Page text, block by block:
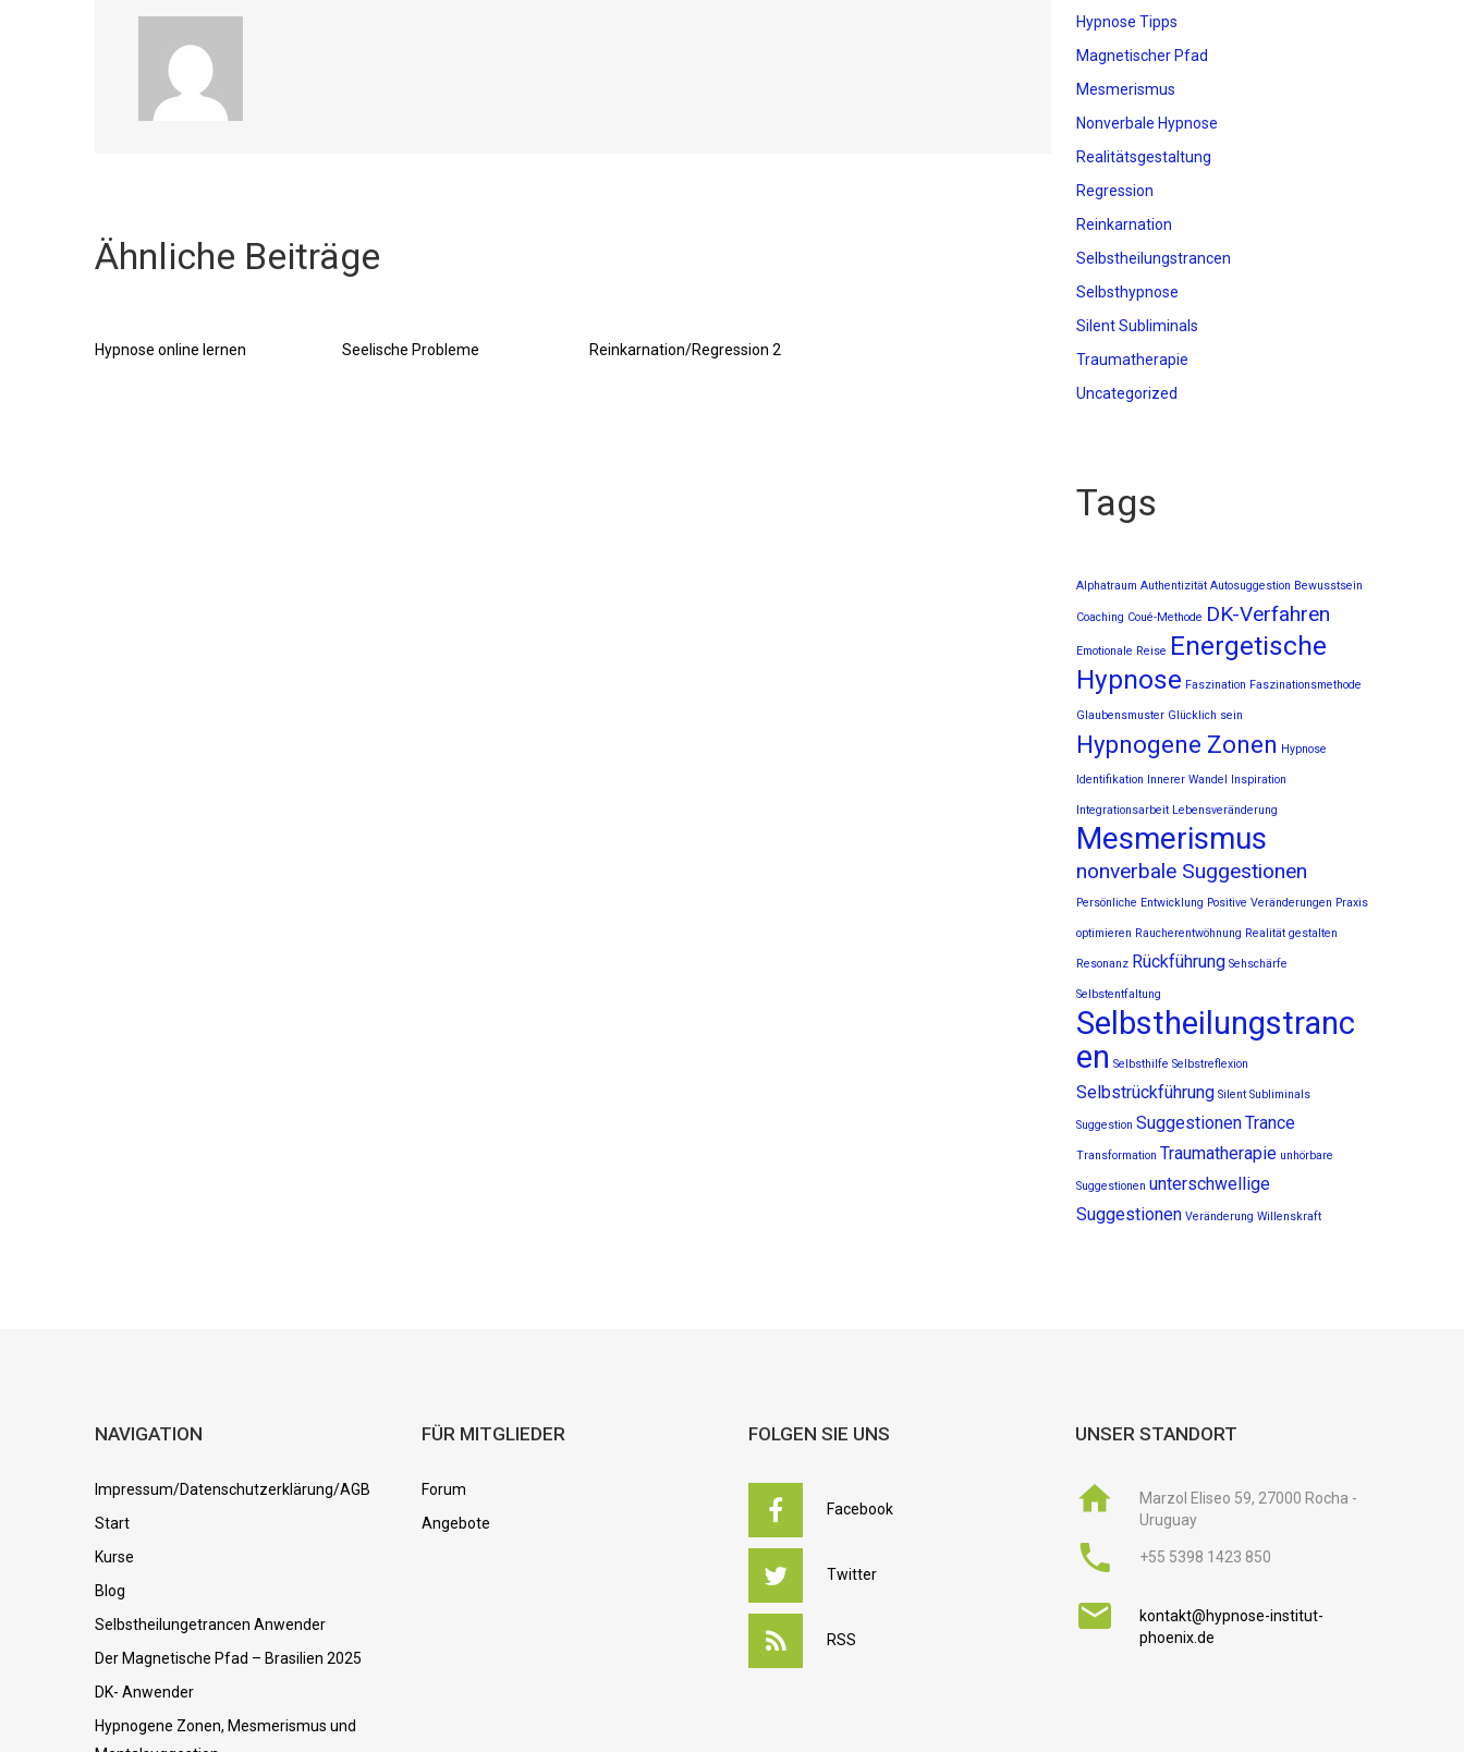
Ähnliche Beiträge
Hypnose online lernen Seelische Probleme Reinkarnation/Regression 2
Hypnose Tipps
Magnetischer Pfad
Mesmerismus
Nonverbale Hypnose
Realitätsgestaltung
Regression
Reinkarnation
Selbstheilungstrancen
Selbsthypnose
Silent Subliminals
Traumatherapie
Uncategorized
Tags
Alphatraum Authentizität Autosuggestion Bewusstsein
Coaching Coué-Methode DK-Verfahren
Emotionale Reise Energetische
Hypnose Faszination Faszinationsmethode
Glaubensmuster Glücklich sein
Hypnogene Zonen Hypnose
Identifikation Innerer Wandel Inspiration
Integrationsarbeit Lebensveränderung
Mesmerismus
nonverbale Suggestionen
Persönliche Entwicklung Positive Veränderungen Praxis
optimieren Raucherentwöhnung Realität gestalten
Resonanz Rückführung Sehschärfe
Selbstentfaltung
Selbstheilungstranc
en Selbsthilfe Selbstreflexion
Selbstrückführung Silent Subliminals
Suggestion SuggestionenTrance
Transformation Traumatherapie unhörbare
Suggestionen unterschwellige
Suggestionen Veränderung Willenskraft
NAVIGATION
Impressum/Datenschutzerklärung/AGB
Start
Kurse
Blog
Selbstheilungetrancen Anwender
Der Magnetische Pfad – Brasilien 2025
DK- Anwender
Hypnogene Zonen, Mesmerismus und
FÜR MITGLIEDER
Forum
Angebote
FOLGEN SIE UNS
Facebook
Twitter
RSS
UNSER STANDORT
Marzol Eliseo 59, 27000 Rocha -
Uruguay
+55 5398 1423 850
kontakt@hypnose-institut-
phoenix.de